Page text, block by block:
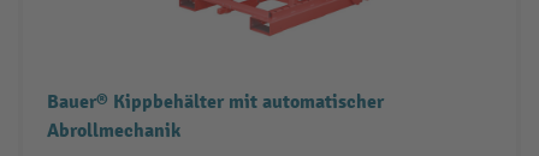
Bauer® Kippbehälter mit automatischer
Abrollmechanik